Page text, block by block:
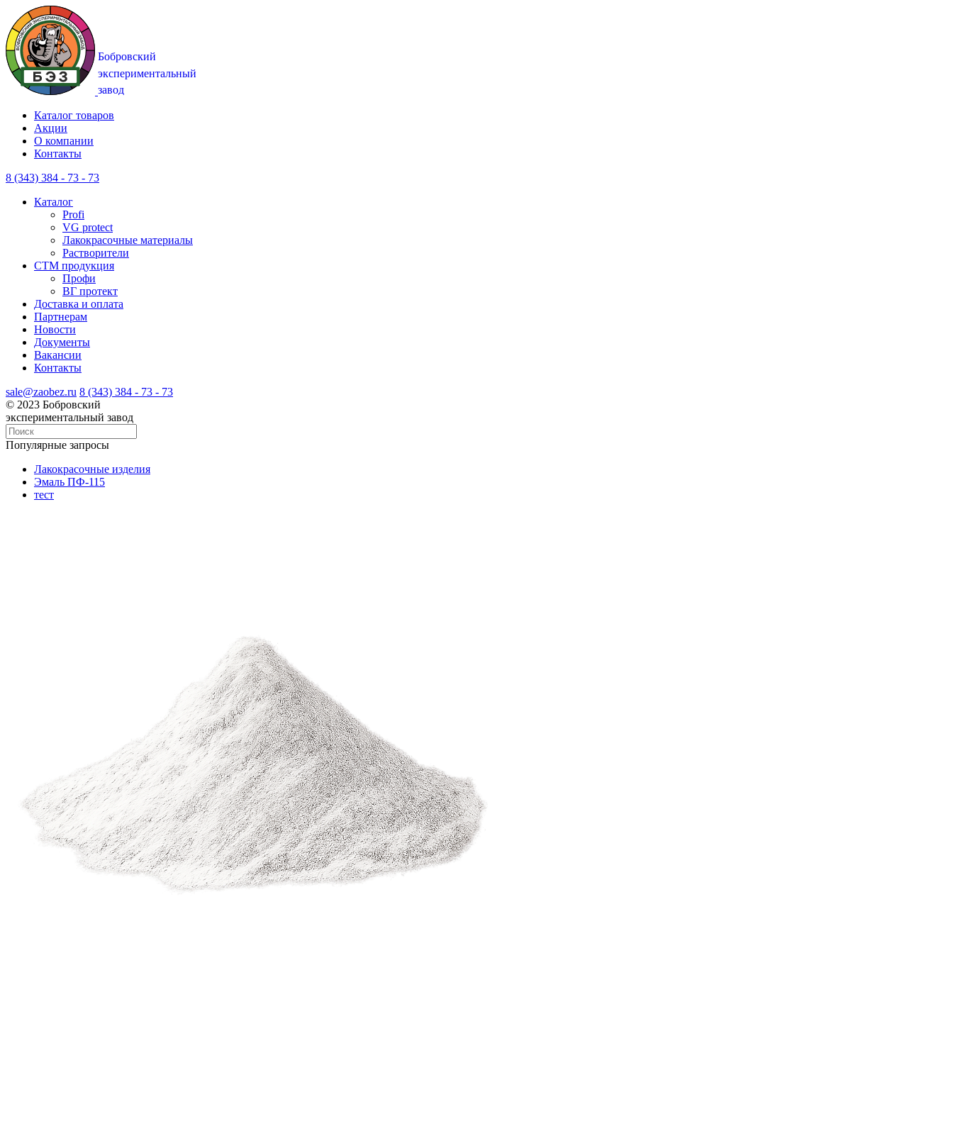
Каталог товаров
Акции
О компании
Контакты
8 (343) 384 - 73 - 73
Каталог
Profi
VG protect
Лакокрасочные материалы
Растворители
CTM продукция
Профи
ВГ протект
Доставка и оплата
Партнерам
Новости
Документы
Вакансии
Контакты
sale@zaobez.ru 8 (343) 384 - 73 - 73
© 2023 Бобровский
экспериментальный завод
Популярные запросы
Лакокрасочные изделия
Эмаль ПФ-115
тест